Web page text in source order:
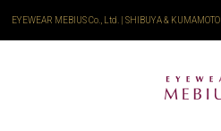
EYEWEAR MEBIUS Co., Ltd. | SHIBUYA & KUMAMOTO